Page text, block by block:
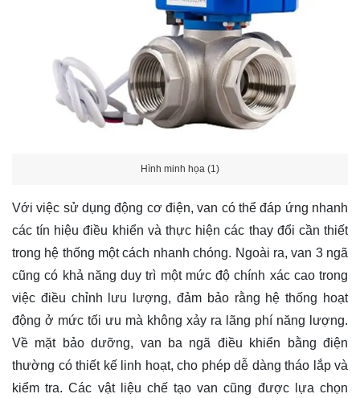
Hình minh họa (1)
Với việc sử dụng động cơ điện, van có thể đáp ứng nhanh
các tín hiệu điều khiển và thực hiện các thay đổi cần thiết
trong hệ thống một cách nhanh chóng. Ngoài ra, van 3 ngã
cũng có khả năng duy trì một mức độ chính xác cao trong
việc điều chỉnh lưu lượng, đảm bảo rằng hệ thống hoạt
động ở mức tối ưu mà không xảy ra lãng phí năng lượng.
Về mặt bảo dưỡng, van ba ngã điều khiển bằng điện
thường có thiết kế linh hoạt, cho phép dễ dàng tháo lắp và
kiểm tra. Các vật liệu chế tạo van cũng được lựa chọn